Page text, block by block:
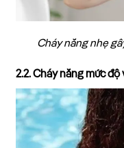
Cháy nắng nhẹ
2.2. Cháy nắng mức độ